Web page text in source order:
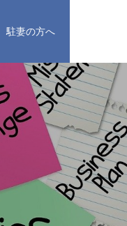
駐妻の方へ